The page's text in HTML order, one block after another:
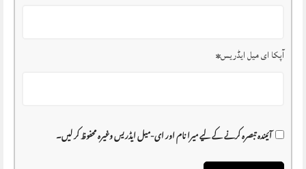
آپکا ای میل ایڈریس*
آئیندہ تبصرہ کرنے کے لیے میرا نام اور ای-میل ایڈریس وغیرہ محفوظ کر لیں۔